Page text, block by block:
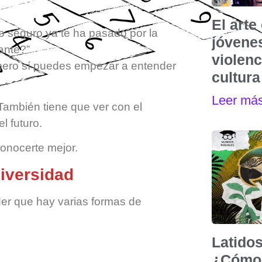
seguro ya te ha pasado por la
sí puedes empezar a entender
tiene que ver con el
futuro.
mejor.
que hay varias formas de
El arte
cultura
Leer